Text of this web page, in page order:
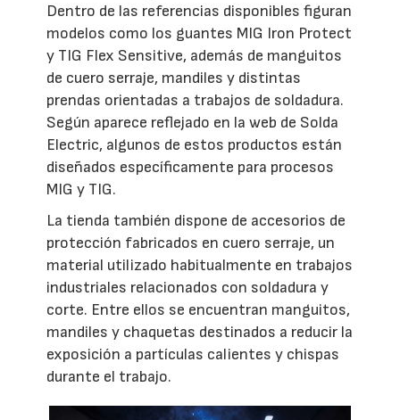
Dentro de las referencias disponibles figuran
modelos como los guantes MIG Iron Protect
y TIG Flex Sensitive, además de manguitos
de cuero serraje, mandiles y distintas
prendas orientadas a trabajos de soldadura.
Según aparece reflejado en la web de Solda
Electric, algunos de estos productos están
diseñados específicamente para procesos
MIG y TIG.
La tienda también dispone de accesorios de
protección fabricados en cuero serraje, un
material utilizado habitualmente en trabajos
industriales relacionados con soldadura y
corte. Entre ellos se encuentran manguitos,
mandiles y chaquetas destinados a reducir la
exposición a partículas calientes y chispas
durante el trabajo.